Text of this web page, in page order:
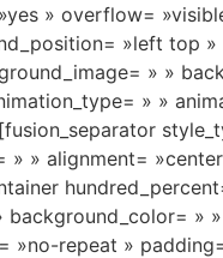
» overflow=
»left
» »
» »
» alignment=
»no-repeat »